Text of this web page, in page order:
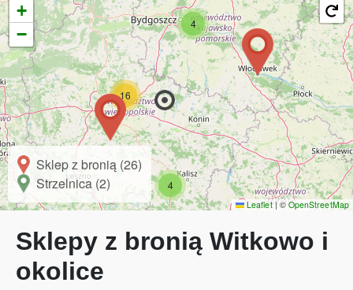
4
4
16
+
−
Sklep z bronią (26)
Strzelnica (2)
Leaflet |©OpenStreetMap
Sklepy z bronią Witkowo i
okolice